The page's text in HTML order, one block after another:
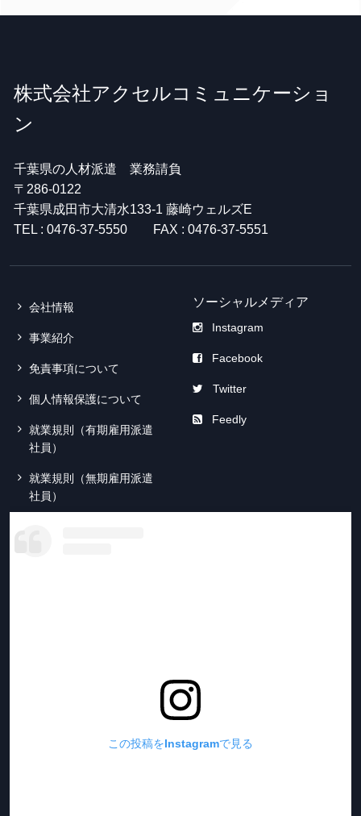
株式会社アクセルコミュニケーショ
ン
千葉県の人材派遣 業務請負
〒286-0122
千葉県成田市大清水133-1 藤崎ウェルズE
TEL : 0476-37-5550 FAX : 0476-37-5551
会社情報
事業紹介
免責事項について
個人情報保護について
就業規則（有期雇用派遣
社員）
就業規則（無期雇用派遣
社員）
ソーシャルメディア
Instagram
Facebook
Twitter
Feedly
この投稿をInstagramで見る